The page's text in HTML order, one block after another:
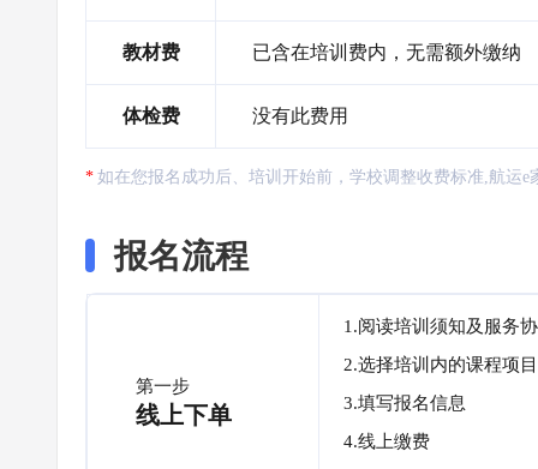
教材费 已含在培训费内，无需额外缴纳
体检费 没有此费用
如在您报名成功后、培训开始前，学校调整收费标准,航运
报名流程
第一步
线上下单
1.阅读培训须知及服务
2.选择培训内的课程项目
3.填写报名信息
4.线上缴费